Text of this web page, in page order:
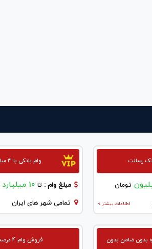
رسالت
تومان
اطلاعات بیشتر >
وام بانکی با ۳ سال تنفس
مبلغ وام :تا 10 میلیارد
تمامی شهر های ایران
بدون ضامن بدون
فروش وام 4 درصدی